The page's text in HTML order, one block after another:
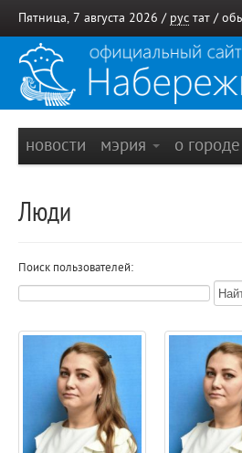
Пятница, 7 августа 2026 / рус тат /
новости мэрия о городе
Люди
Поиск пользователей: